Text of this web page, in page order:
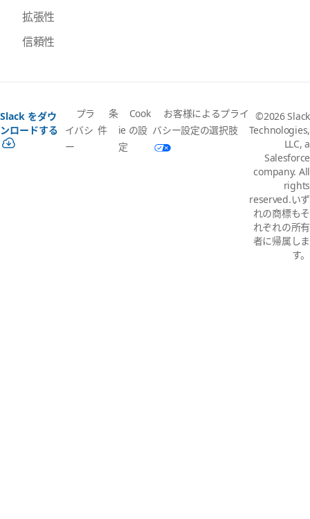
拡張性
信頼性
Slack をダウ
ンロードする
プラ
イバシ
ー
条
件
Cook
ie の設
定
お客様によるプライ
バシー設定の選択肢
©2026 Slack
Technologies,
LLC, a
Salesforce
company. All
rights
reserved.いず
れの商標もそ
れぞれの所有
者に帰属しま
す。